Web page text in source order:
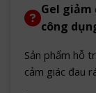
Gel giảm
công
Sản phẩm hỗ
cảm giác đau